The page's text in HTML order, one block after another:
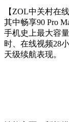
【ZOL中关村在
其中畅享90 Pro
手机史上最大容
时、在线视频28
天级续航表现。